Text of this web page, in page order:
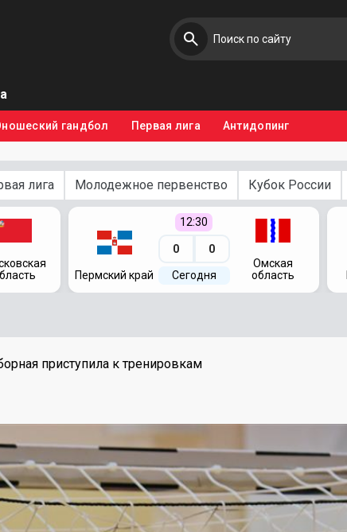
гандбол Первая лига Антидопинг
лига Молодежное первенство Кубок России
Пермский край
12:30
0 0
Сегодня
Омская
область
приступила к тренировкам